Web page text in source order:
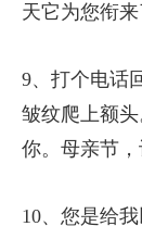
天它为您衔来
9、打个电话
皱纹爬上额
你。母亲节，
10、您是给